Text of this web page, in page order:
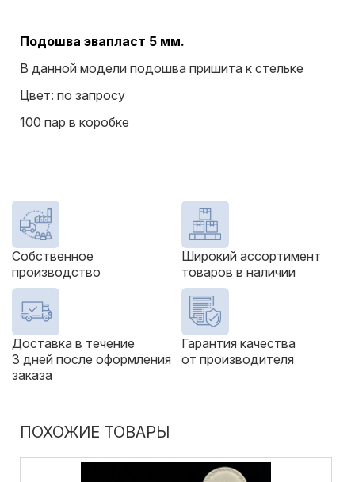
Подошва эвапласт 5 мм.
В данной модели подошва пришита к стельке
Цвет: по запросу
100 пар в коробке
Собственное
производство
Широкий ассортимент
товаров в наличии
Доставка в течение
3 дней после оформления
заказа
Гарантия качества
от производителя
ПОХОЖИЕ ТОВАРЫ